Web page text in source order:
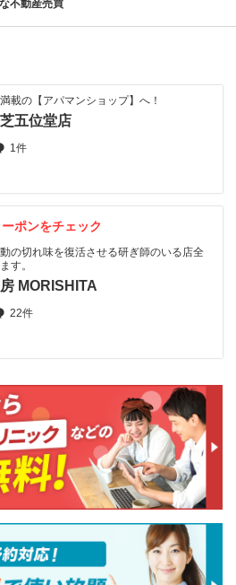
不動産売買
載の【アパマンショップ】へ！
五位堂店
1件
ポンをチェック
の切れ味を復活させる研ぎ師のいる店全
す。
MORISHITA
22件